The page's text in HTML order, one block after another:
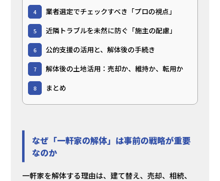
4 業者選定でチェックすべき「プロの視点」
5 近隣トラブルを未然に防ぐ「施主の配慮」
6 公的支援の活用と、解体後の手続き
7 解体後の土地活用：売却か、維持か、転用か
8 まとめ
なぜ「一軒家の解体」は事前の戦略が重要
なのか
一軒家を解体する理由は、建て替え、売却、相続、